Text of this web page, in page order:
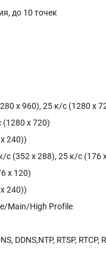
до 10 точек
x 960), 25 к/с (1280 x
(1280 x 720)
240))
с (352 x 288), 25 к/с (176
x 120)
240))
Main/High Profile
RTSP, RTCP,